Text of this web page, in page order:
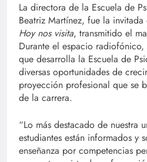
La directora de la Escuela de
Beatriz Martínez, fue la
Hoy nos visita, transmitido el
Durante el espacio
que desarrolla la Escuela de
diversas oportunidades de
proyección profesional que se
de la carrera.
“Lo más destacado de nuestra
estudiantes están informados y
enseñanza por competencias